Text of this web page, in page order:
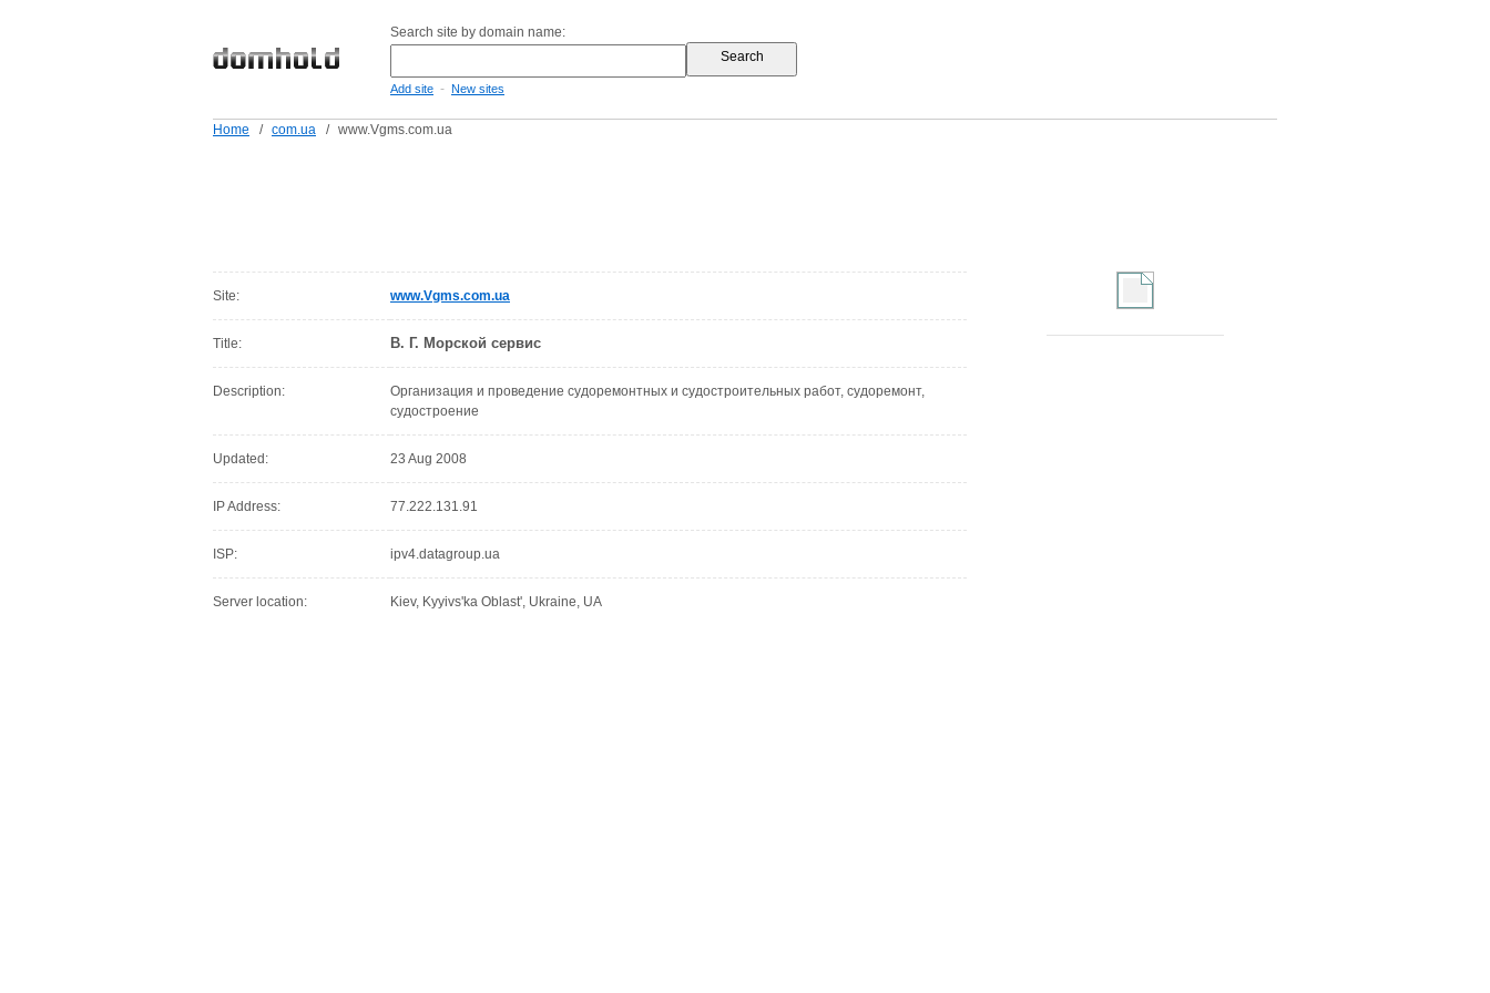
Search site by domain name:
Add site - New sites
Home / com.ua / www.Vgms.com.ua
Site: www.Vgms.com.ua
Title: В. Г. Морской сервис
Description:
Организация и проведение судоремонтных и судостроительных работ, судоремонт,
судостроение
Updated: 23 Aug 2008
IP Address: 77.222.131.91
ISP: ipv4.datagroup.ua
Server location: Kiev, Kyyivs'ka Oblast', Ukraine, UA